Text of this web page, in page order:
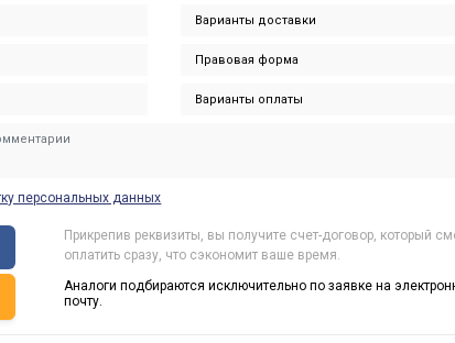
персональных данных
Прикрепив реквизиты, вы получите счет-договор, который
оплатить сразу, что сэкономит ваше время.
Аналоги подбираются исключительно по заявке на
почту.